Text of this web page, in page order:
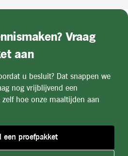
Vraag
aan
u besluit? Dat snappen we
nog vrijblijvend een
hoe onze maaltijden aan
een proefpakket